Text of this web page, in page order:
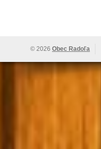
© 2026 Obec Radoľa